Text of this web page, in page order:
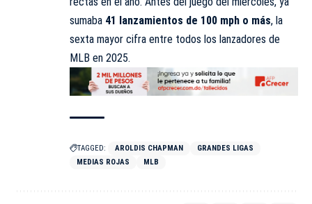
sumaba 41 lanzamientos de 100 mph o más, la
sexta mayor cifra entre todos los lanzadores de
MLB en 2025.
TAGGED: AROLDIS CHAPMAN
GRANDES LIGAS
MEDIAS ROJAS
MLB